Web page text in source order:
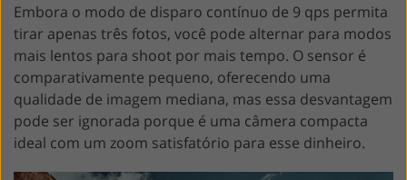
Embora o modo de disparo contínuo de 9 qps permita
tirar apenas três fotos, você pode alternar para modos
mais lentos para shoot por mais tempo. O sensor é
comparativamente pequeno, oferecendo uma
qualidade de imagem mediana, mas essa desvantagem
pode ser ignorada porque é uma câmera compacta
ideal com um zoom satisfatório para esse dinheiro.